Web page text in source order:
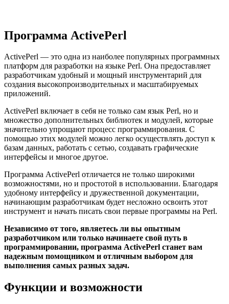
Программа ActivePerl
ActivePerl — это одна из наиболее популярных программных
платформ для разработки на языке Perl. Она предоставляет
разработчикам удобный и мощный инструментарий для
создания высокопроизводительных и масштабируемых
приложений.
ActivePerl включает в себя не только сам язык Perl, но и
множество дополнительных библиотек и модулей, которые
значительно упрощают процесс программирования. С
помощью этих модулей можно легко осуществлять доступ к
базам данных, работать с сетью, создавать графические
интерфейсы и многое другое.
Программа ActivePerl отличается не только широкими
возможностями, но и простотой в использовании. Благодаря
удобному интерфейсу и дружественной документации,
начинающим разработчикам будет несложно освоить этот
инструмент и начать писать свои первые программы на Perl.
Независимо от того, являетесь ли вы опытным
разработчиком или только начинаете свой путь в
программировании, программа ActivePerl станет вам
надежным помощником и отличным выбором для
выполнения самых разных задач.
Функции и возможности